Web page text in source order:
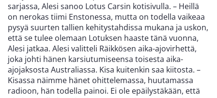
sarjassa, Alesi sanoo Lotus Carsin kotisivulla. – Heillä
on nerokas tiimi Enstonessa, mutta on todella vaikeaa
pysyä suurten tallien kehitystahdissa mukana ja uskon,
että se tulee olemaan Lotuksen haaste tänä vuonna,
Alesi jatkaa. Alesi valitteli Räikkösen aika-ajovirhettä,
joka johti hänen karsiutumiseensa toisesta aika-
ajojaksosta Australiassa. Kisa kuitenkin saa kiitosta. –
Kisassa näimme hänet ohittelemassa, huutamassa
radioon, hän todella painoi. Ei ole epäilystäkään, että